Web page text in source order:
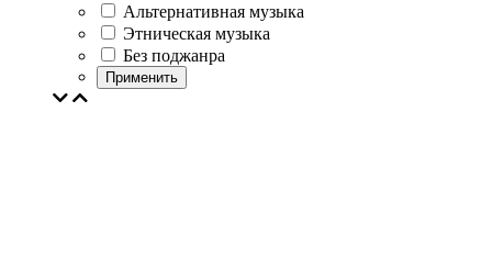
Альтернативная музыка
Этническая музыка
Без поджанра
Применить